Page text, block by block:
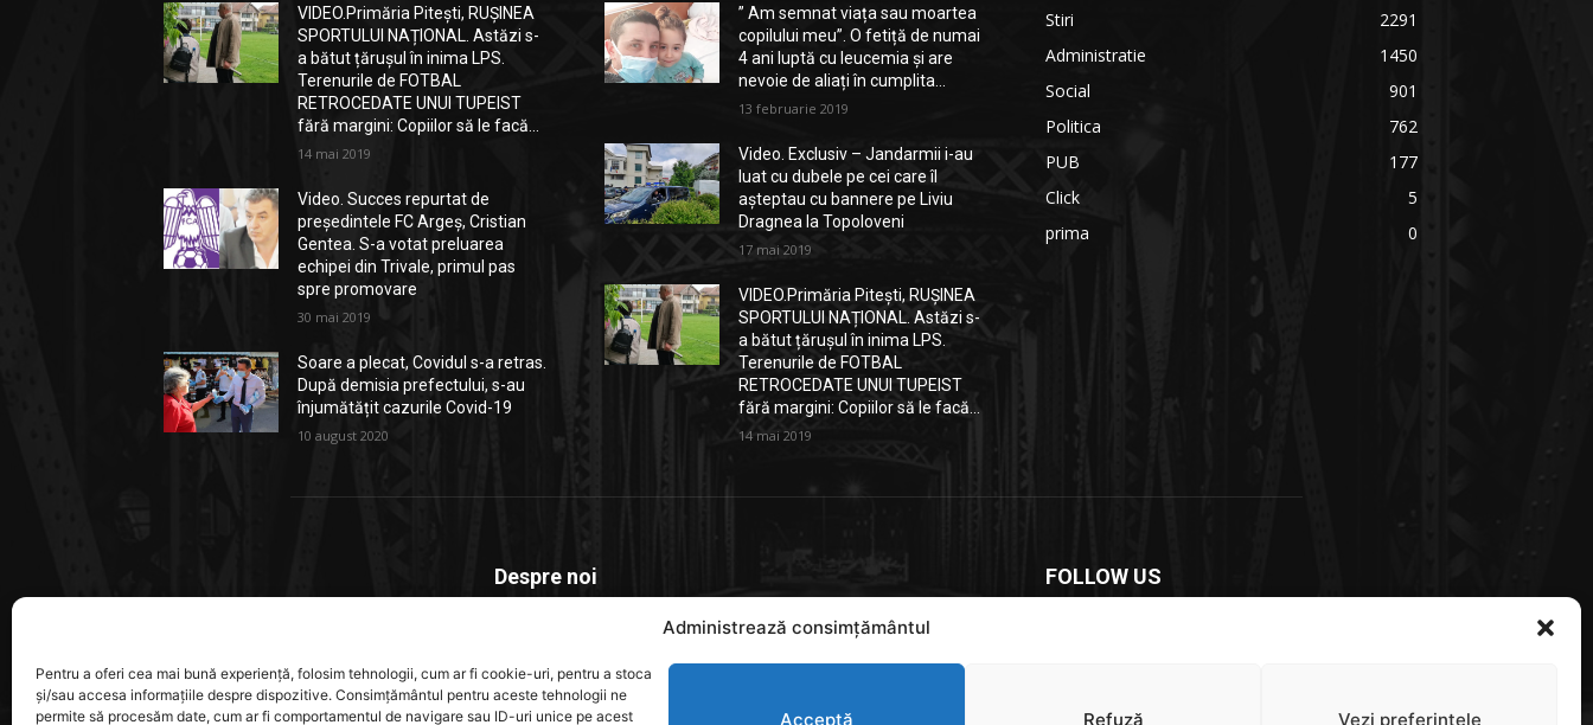
Administrează consimțământul
Pentru a oferi cea mai bună experiență, folosim tehnologii, cum ar fi cookie-uri, pentru a stoca
și/sau accesa informațiile despre dispozitive. Consimțământul pentru aceste tehnologii ne
permite să procesăm date, cum ar fi comportamentul de navigare sau ID-uri unice pe acest
Acceptă Refuză Vezi preferințele
VIDEO.Primăria Pitești, RUȘINEA
SPORTULUI NAȚIONAL. Astăzi s-
a bătut țărușul în inima LPS.
Terenurile de FOTBAL
RETROCEDATE UNUI TUPEIST
fără margini: Copiilor să le facă...
14 mai 2019
Video. Succes repurtat de
președintele FC Argeș, Cristian
Gentea. S-a votat preluarea
echipei din Trivale, primul pas
spre promovare
30 mai 2019
Soare a plecat, Covidul s-a retras.
După demisia prefectului, s-au
înjumătățit cazurile Covid-19
10 august 2020
” Am semnat viața sau moartea
copilului meu”. O fetiță de numai
4 ani luptă cu leucemia și are
nevoie de aliați în cumplita...
13 februarie 2019
Video. Exclusiv – Jandarmii i-au
luat cu dubele pe cei care îl
așteptau cu bannere pe Liviu
Dragnea la Topoloveni
17 mai 2019
VIDEO.Primăria Pitești, RUȘINEA
SPORTULUI NAȚIONAL. Astăzi s-
a bătut țărușul în inima LPS.
Terenurile de FOTBAL
RETROCEDATE UNUI TUPEIST
fără margini: Copiilor să le facă...
14 mai 2019
Stiri
2291
Administratie
1450
Social
901
Politica
762
PUB
177
Click
5
prima
0
Despre noi
Stiridepitesti.ro este o platforma de știri dedicată comunității
locale, un spațiu unde informația relevantă. actuală și verificată
ajunge rapid la cititori
FOLLOW US